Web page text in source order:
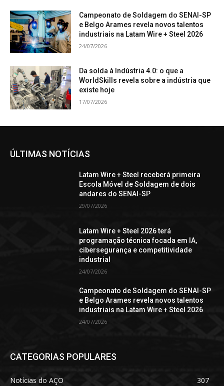
Campeonato de Soldagem do SENAI-SP
e Belgo Arames revela novos talentos
industriais na Latam Wire + Steel 2026
24/07/2026
Da solda à Indústria 4.0: o que a
WorldSkills revela sobre a indústria que
existe hoje
17/07/2026
ÚLTIMAS NOTÍCIAS
Latam Wire + Steel receberá primeira
Escola Móvel de Soldagem de dois
andares do SENAI-SP
29/07/2026
Latam Wire + Steel 2026 terá
programação técnica focada em IA,
cibersegurança e competitividade
industrial
24/07/2026
Campeonato de Soldagem do SENAI-SP
e Belgo Arames revela novos talentos
industriais na Latam Wire + Steel 2026
24/07/2026
CATEGORIAS POPULARES
Notícias do AÇO
307